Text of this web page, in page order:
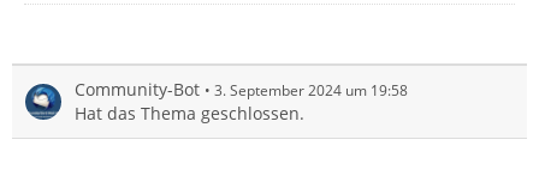
Community-Bot 3. September 2024 um 19:58
Hat das Thema geschlossen.